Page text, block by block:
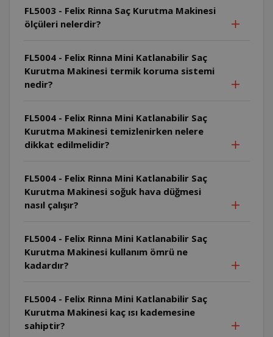
FL5003 - Felix Rinna Saç Kurutma Makinesi
ölçüleri nelerdir?
FL5004 - Felix Rinna Mini Katlanabilir Saç
Kurutma Makinesi termik koruma sistemi
nedir?
FL5004 - Felix Rinna Mini Katlanabilir Saç
Kurutma Makinesi temizlenirken nelere
dikkat edilmelidir?
FL5004 - Felix Rinna Mini Katlanabilir Saç
Kurutma Makinesi soğuk hava düğmesi
nasıl çalışır?
FL5004 - Felix Rinna Mini Katlanabilir Saç
Kurutma Makinesi kullanım ömrü ne
kadardır?
FL5004 - Felix Rinna Mini Katlanabilir Saç
Kurutma Makinesi kaç ısı kademesine
sahiptir?